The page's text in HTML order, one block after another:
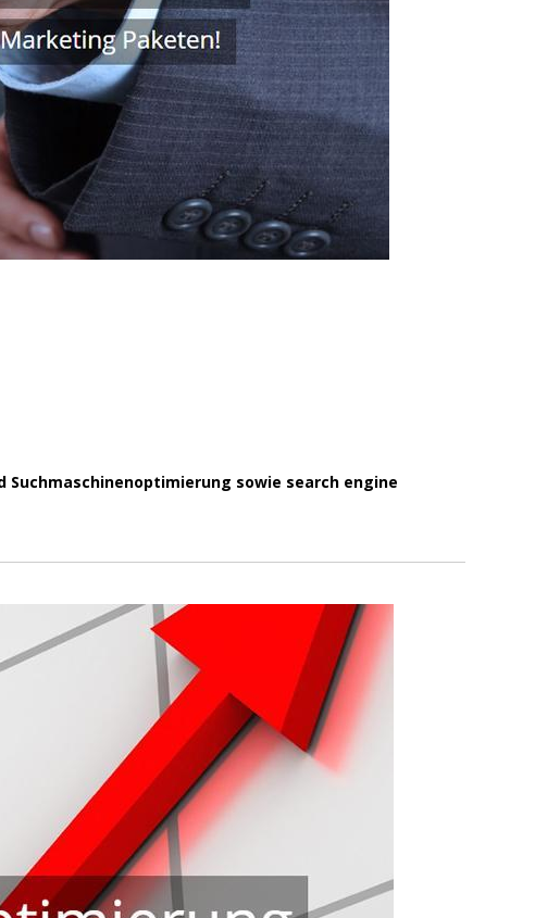
Suchmaschinenoptimierung sowie search engine